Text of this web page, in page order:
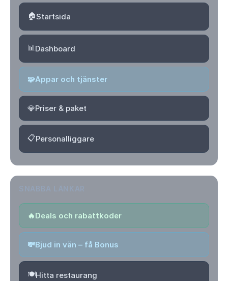
🏠Startsida
📊Dashboard
🧩Appar och tjänster
💎Priser & paket
📋Personalliggare
🔥Deals och rabattkoder
💸Bjud in vän – få Bonus
🍽️Hitta restaurang